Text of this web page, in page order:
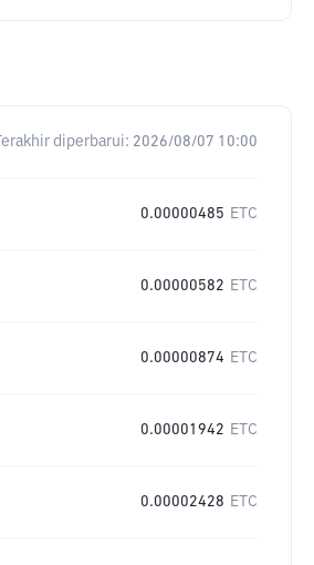
Terakhir diperbarui: 2026/08/07 10:00
0.00000485 ETC
0.00000582 ETC
0.00000874 ETC
0.00001942 ETC
0.00002428 ETC